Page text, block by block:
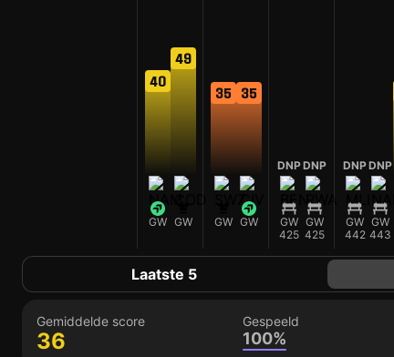
40
GW
49
GW
35
GW
35
GW
DNP
GW
425
DNP
GW
425
DNP
GW
442
DNP
GW
443
Laatste 5
Gemiddelde score
36
Gespeeld
100%